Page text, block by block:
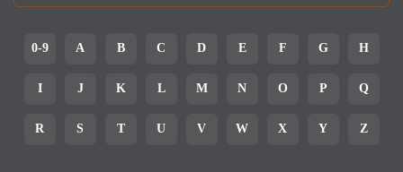
0-9 A B C D E F G H
I J K L M N O P Q
R S T U V W X Y Z